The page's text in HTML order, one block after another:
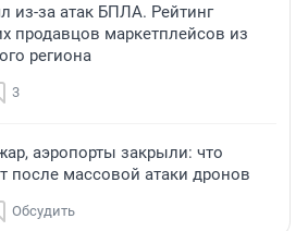
из-за атак БПЛА. Рейтинг
продавцов маркетплейсов из
региона
3
аэропорты закрыли: что
после массовой атаки дронов
Обсудить